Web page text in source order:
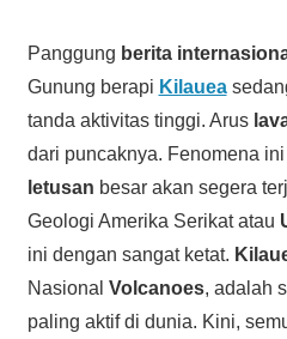
Panggung berita
Gunung berapi Kilauea
tanda aktivitas tinggi. Arus
dari puncaknya. Fenomena
letusan besar akan segera
Geologi Amerika Serikat atau
ini dengan sangat ketat.
Nasional Volcanoes, adalah
paling aktif di dunia. Kini,